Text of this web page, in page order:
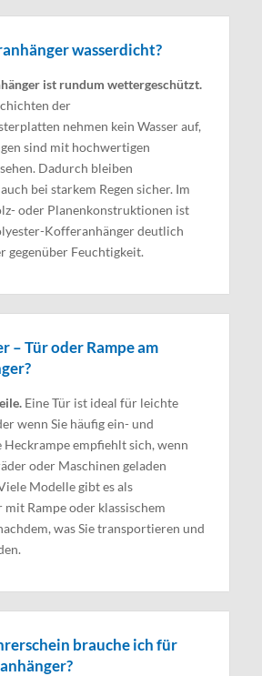
wasserdicht?
ist rundum wettergeschützt.
der
nehmen kein Wasser auf,
sind mit hochwertigen
Dadurch bleiben
bei starkem Regen sicher. Im
oder Planenkonstruktionen ist
Kofferanhänger deutlich
gegenüber Feuchtigkeit.
– Tür oder Rampe am
Eine Tür ist ideal für leichte
wenn Sie häufig ein- und
Heckrampe empfiehlt sich, wenn
oder Maschinen geladen
Modelle gibt es als
Rampe oder klassischem
was Sie transportieren und
brauche ich für